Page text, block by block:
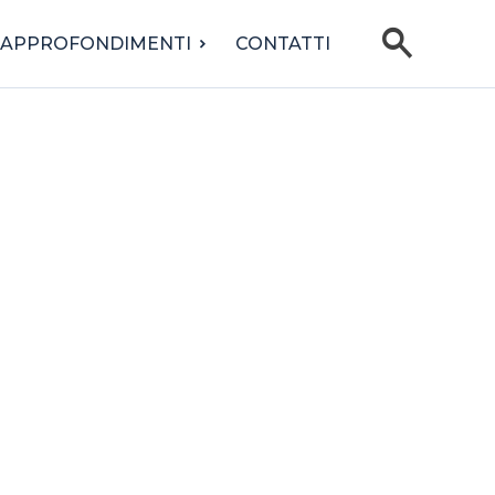
APPROFONDIMENTI CONTATTI search